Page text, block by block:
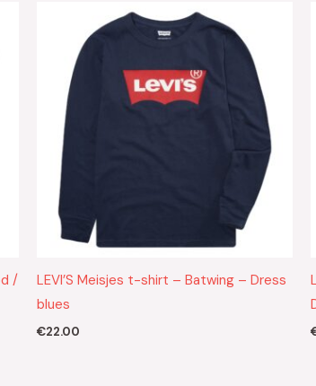
/
LEVI’S Meisjes t-shirt – Batwing – Dress
blues
€22.00